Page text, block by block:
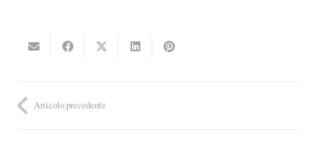
Articolo precedente